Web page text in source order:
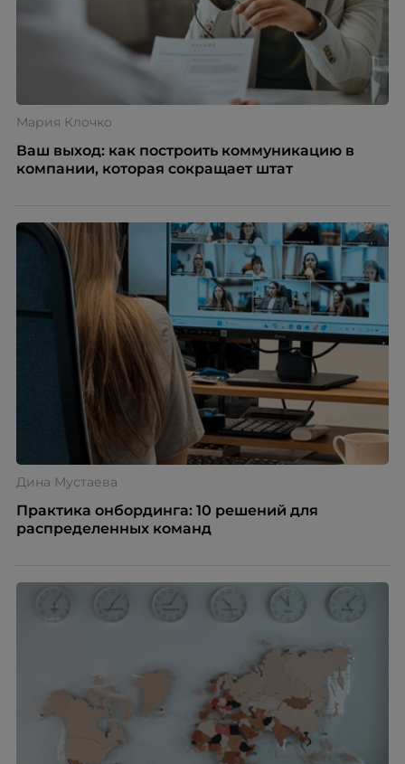
Мария Клочко
Ваш выход: как построить коммуникацию в
компании, которая сокращает штат
Дина Мустаева
Практика онбординга: 10 решений для
распределенных команд